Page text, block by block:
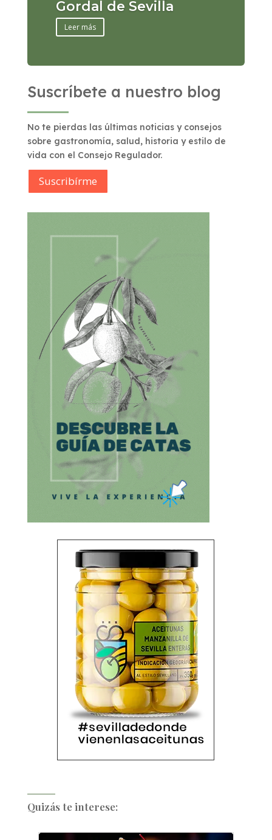
Gordal de Sevilla
Leer más
Suscríbete a nuestro blog
No te pierdas las últimas noticias y consejos
sobre gastronomía, salud, historia y estilo de
vida con el Consejo Regulador.
Suscribírme
Quizás te interese: